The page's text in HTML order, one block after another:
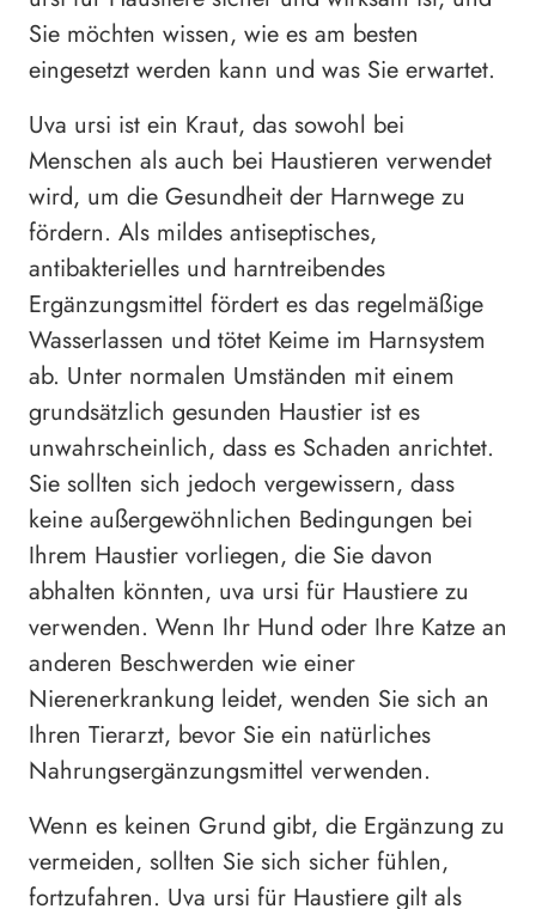
Sie möchten wissen, wie es am besten
eingesetzt werden kann und was Sie erwartet.
Uva ursi ist ein Kraut, das sowohl bei
Menschen als auch bei Haustieren verwendet
wird, um die Gesundheit der Harnwege zu
fördern. Als mildes antiseptisches,
antibakterielles und harntreibendes
Ergänzungsmittel fördert es das regelmäßige
Wasserlassen und tötet Keime im Harnsystem
ab. Unter normalen Umständen mit einem
grundsätzlich gesunden Haustier ist es
unwahrscheinlich, dass es Schaden anrichtet.
Sie sollten sich jedoch vergewissern, dass
keine außergewöhnlichen Bedingungen bei
Ihrem Haustier vorliegen, die Sie davon
abhalten könnten, uva ursi für Haustiere zu
verwenden. Wenn Ihr Hund oder Ihre Katze an
anderen Beschwerden wie einer
Nierenerkrankung leidet, wenden Sie sich an
Ihren Tierarzt, bevor Sie ein natürliches
Nahrungsergänzungsmittel verwenden.
Wenn es keinen Grund gibt, die Ergänzung zu
vermeiden, sollten Sie sich sicher fühlen,
fortzufahren. Uva ursi für Haustiere gilt als